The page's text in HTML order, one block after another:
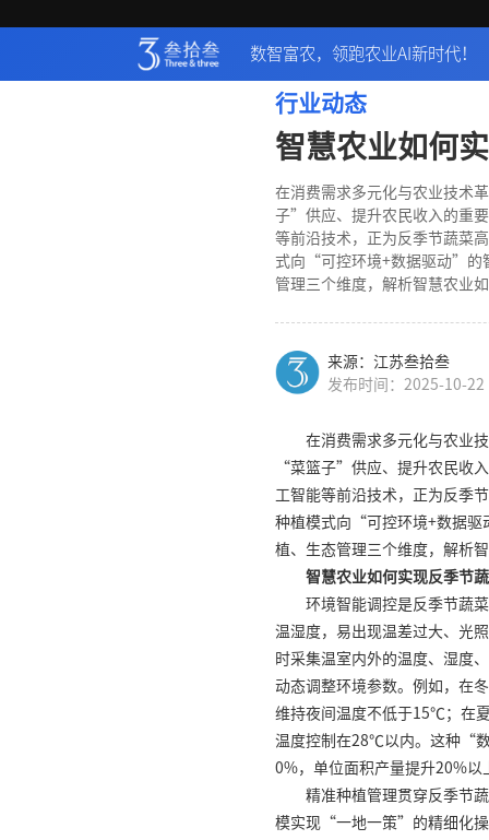
数智富农，领跑农业AI新时代！
行业动态
智慧农业如何
在消费需求多元化与农业技术
子”供应、提升农民收入的重
等前沿技术，正为反季节蔬菜
式向“可控环境+数据驱动”的
管理三个维度，解析智慧农业
来源：江苏叁拾叁
发布时间：2025-10-22
在消费需求多元化与农业
“菜篮子”供应、提升农民收
工智能等前沿技术，正为反季
种植模式向“可控环境+数据驱
植、生态管理三个维度，解析
智慧农业如何实现反季节
环境智能调控是反季节蔬
温湿度，易出现温差过大、光
时采集温室内外的温度、湿度
动态调整环境参数。例如，在
维持夜间温度不低于15℃；在
温度控制在28℃以内。这种“
0%，单位面积产量提升20%以
精准种植管理贯穿反季节
模实现“一地一策”的精细化操